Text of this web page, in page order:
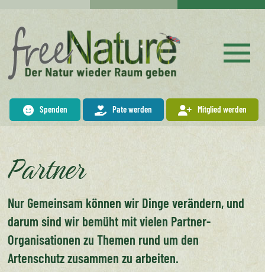
Spenden Pate werden Mitglied werden
Partner
Nur Gemeinsam können wir Dinge verändern, und
darum sind wir bemüht mit vielen Partner-
Organisationen zu Themen rund um den
Artenschutz zusammen zu arbeiten.